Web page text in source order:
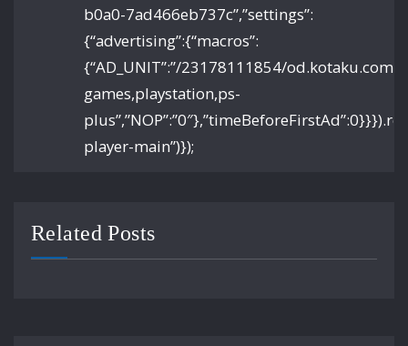
b0a0-7ad466eb737c”,”settings”:
{“advertising”:{“macros”:
{“AD_UNIT”:”/23178111854/od.kotaku.com/
games,playstation,ps-
player-main”)});
Related Posts